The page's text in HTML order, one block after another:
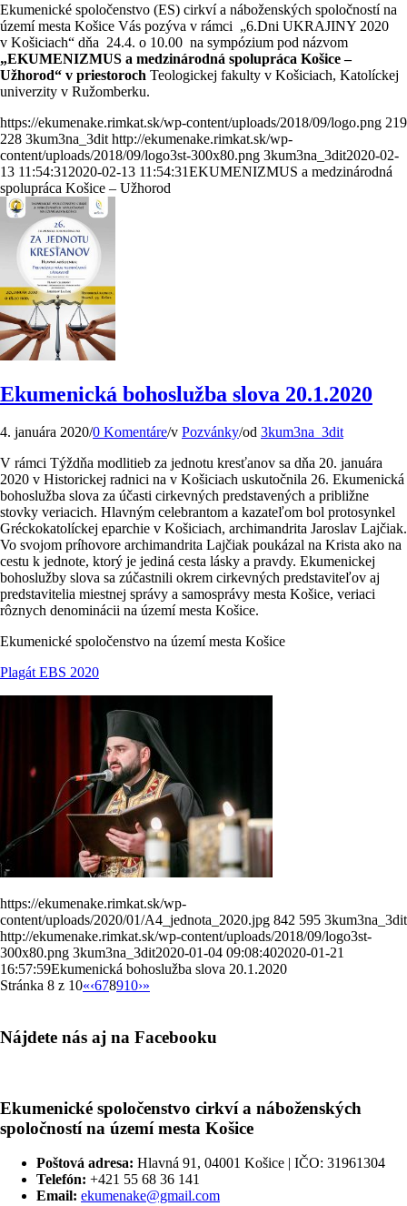
Ekumenické spoločenstvo (ES) cirkví a náboženských spoločností na
území mesta Košice Vás pozýva v rámci „6.Dni UKRAJINY 2020
v Košiciach“ dňa 24.4. o 10.00 na sympózium pod názvom
„EKUMENIZMUS a medzinárodná spolupráca Košice –
Užhorod“ v priestoroch Teologickej fakulty v Košiciach, Katolíckej
univerzity v Ružomberku.
https://ekumenake.rimkat.sk/wp-content/uploads/2018/09/logo.png 219
228 3kum3na_3dit http://ekumenake.rimkat.sk/wp-
content/uploads/2018/09/logo3st-300x80.png 3kum3na_3dit2020-02-
13 11:54:31 2020-02-13 11:54:31EKUMENIZMUS a medzinárodná
spolupráca Košice – Užhorod
Ekumenická bohoslužba slova 20.1.2020
4. januára 2020/0 Komentáre/v Pozvánky/od 3kum3na_3dit
V rámci Týždňa modlitieb za jednotu kresťanov sa dňa 20. januára
2020 v Historickej radnici na v Košiciach uskutočnila 26. Ekumenická
bohoslužba slova za účasti cirkevných predstavených a približne
stovky veriacich. Hlavným celebrantom a kazateľom bol protosynkel
Gréckokatolíckej eparchie v Košiciach, archimandrita Jaroslav Lajčiak.
Vo svojom príhovore archimandrita Lajčiak poukázal na Krista ako na
cestu k jednote, ktorý je jediná cesta lásky a pravdy. Ekumenickej
bohoslužby slova sa zúčastnili okrem cirkevných predstaviteľov aj
predstavitelia miestnej správy a samosprávy mesta Košice, veriaci
rôznych denominácii na území mesta Košice.
Ekumenické spoločenstvo na území mesta Košice
Plagát EBS 2020
https://ekumenake.rimkat.sk/wp-
content/uploads/2020/01/A4_jednota_2020.jpg 842 595 3kum3na_3dit
http://ekumenake.rimkat.sk/wp-content/uploads/2018/09/logo3st-
300x80.png 3kum3na_3dit2020-01-04 09:08:402020-01-21
16:57:59Ekumenická bohoslužba slova 20.1.2020
Stránka 8 z 10«‹678910›»
Nájdete nás aj na Facebooku
Ekumenické spoločenstvo cirkví a náboženských
spoločností na území mesta Košice
Poštová adresa: Hlavná 91, 04001 Košice | IČO: 31961304
Telefón: +421 55 68 36 141
Email: ekumenake@gmail.com